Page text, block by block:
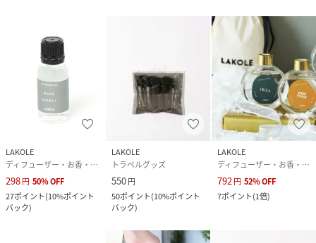
LAKOLE
ディフューザー・お香・アロマオイル・キャンドル
298円 50%OFF
27ポイント(10%ポイント
バック)
LAKOLE
トラベルグッズ
550円
50ポイント(10%ポイント
バック)
LAKOLE
ディフューザー・お香・アロマオイル・キャンドル
792円 52%OFF
7ポイント(1倍)